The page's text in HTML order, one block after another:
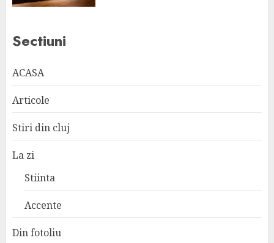
Sectiuni
ACASA
Articole
Stiri din cluj
La zi
Stiinta
Accente
Din fotoliu